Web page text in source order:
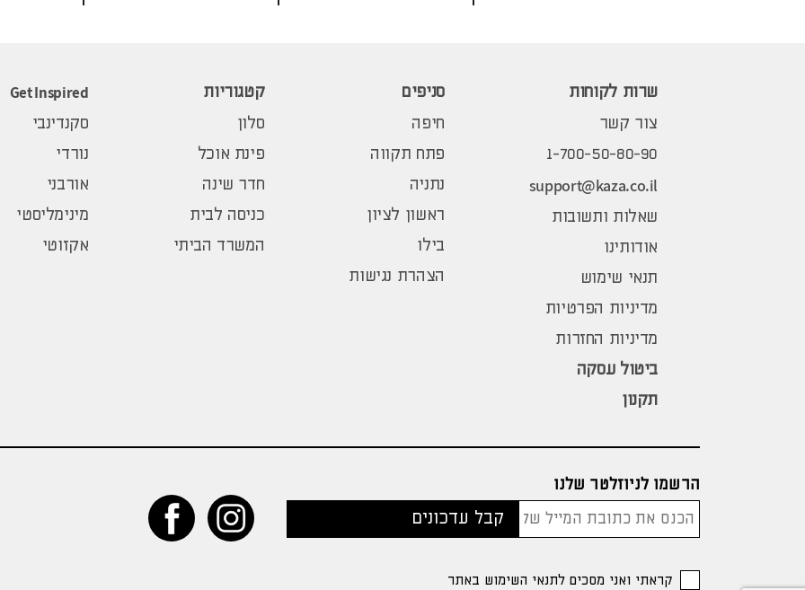
שרות לקוחות
צור קשר
1-700-50-80-90
support@kaza.co.il
שאלות ותשובות
אודותינו
תנאי שימוש
מדיניות הפרטיות
מדיניות החזרות
ביטול עסקה
תקנון
סניפים
חיפה
פתח תקווה
נתניה
ראשון לציון
בילו
הצהרת נגישות
קטגוריות
סלון
פינת אוכל
חדר שינה
כניסה לבית
המשרד הביתי
Get Inspired
סקנדינבי
נורדי
אורבני
מינימליסטי
אקזוטי
הרשמו לניוזלטר שלנו
קראתי ואני מסכים לתנאי השימוש באתר